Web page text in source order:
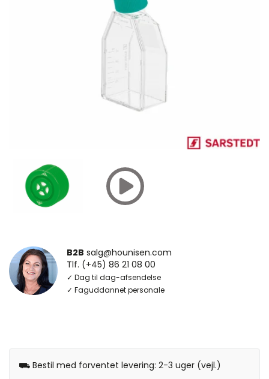
B2B salg@hounisen.com
Tlf. (+45) 86 21 08 00
✓ Dag til dag-afsendelse
✓ Faguddannet personale
⛟ Bestil med forventet levering: 2-3 uger (vejl.)